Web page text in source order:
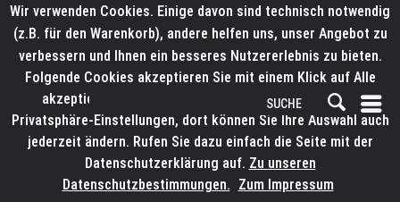
ÜBERSICHT ERSATZTEILE
Wir verwenden Cookies. Einige davon sind technisch notwendig
(z.B. für den Warenkorb), andere helfen uns, unser Angebot zu
verbessern und Ihnen ein besseres Nutzererlebnis zu bieten.
Folgende Cookies akzeptieren Sie mit einem Klick auf Alle
akzeptieren. Weitere Informationen finden Sie in den
Privatsphäre-Einstellungen, dort können Sie Ihre Auswahl auch
jederzeit ändern. Rufen Sie dazu einfach die Seite mit der
Datenschutzerklärung auf. Zu unseren
Datenschutzbestimmungen. Zum Impressum